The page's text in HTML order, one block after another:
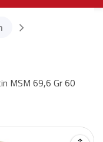
MSM 69,6 Gr 60